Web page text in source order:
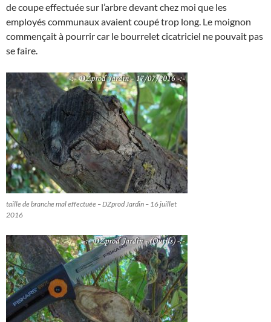
de coupe effectuée sur l’arbre devant chez moi que les
employés communaux avaient coupé trop long. Le moignon
commençait à pourrir car le bourrelet cicatriciel ne pouvait pas
se faire.
taille de branche mal effectuée – DZprod Jardin – 16 juillet
2016